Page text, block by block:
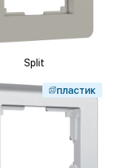
Split
пластик